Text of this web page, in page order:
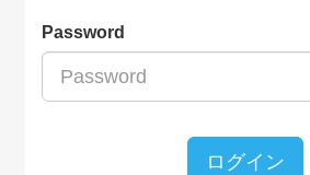
Password
ログイン